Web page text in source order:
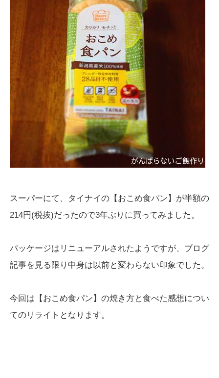
スーパーにて、タイナイの【おこめ食パン】が半額の
214円(税抜)だったので3年ぶりに買ってみました。
パッケージはリニューアルされたようですが、ブログ
記事を見る限り中身は以前と変わらない印象でした。
今回は【おこめ食パン】の焼き方と食べた感想につい
てのリライトとなります。